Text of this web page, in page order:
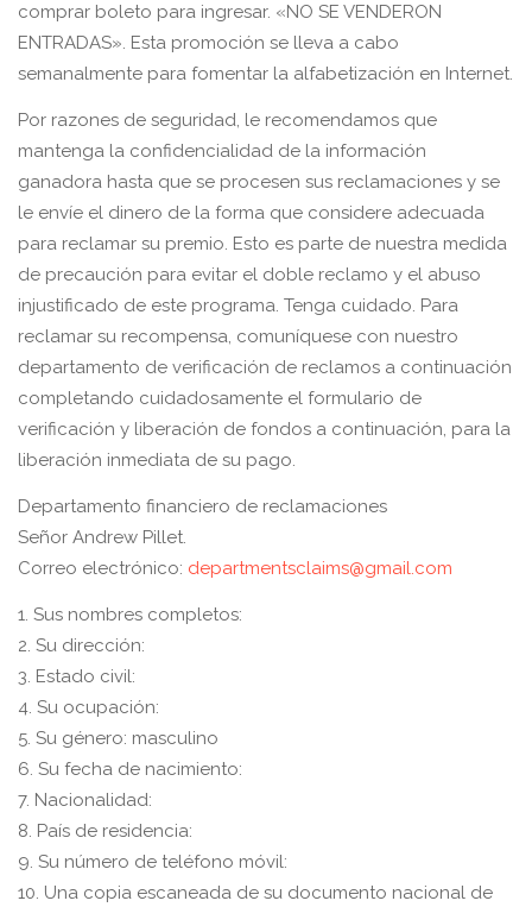
comprar boleto para ingresar. «NO SE VENDERON
ENTRADAS». Esta promoción se lleva a cabo
semanalmente para fomentar la alfabetización en Internet.
Por razones de seguridad, le recomendamos que
mantenga la confidencialidad de la información
ganadora hasta que se procesen sus reclamaciones y se
le envíe el dinero de la forma que considere adecuada
para reclamar su premio. Esto es parte de nuestra medida
de precaución para evitar el doble reclamo y el abuso
injustificado de este programa. Tenga cuidado. Para
reclamar su recompensa, comuníquese con nuestro
departamento de verificación de reclamos a continuación
completando cuidadosamente el formulario de
verificación y liberación de fondos a continuación, para la
liberación inmediata de su pago.
Departamento financiero de reclamaciones
Señor Andrew Pillet.
Correo electrónico: departmentsclaims@gmail.com
1. Sus nombres completos:
2. Su dirección:
3. Estado civil:
4. Su ocupación:
5. Su género: masculino
6. Su fecha de nacimiento:
7. Nacionalidad:
8. País de residencia:
9. Su número de teléfono móvil:
10. Una copia escaneada de su documento nacional de